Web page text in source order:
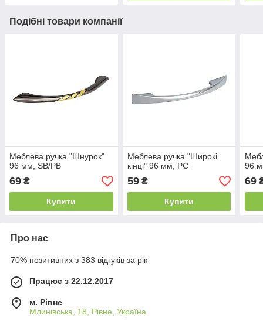
Подібні товари компанії
Меблева ручка "Шнурок"
96 мм, SB/PB
69 ₴
Купити
Меблева ручка "Широкi
кiнцi" 96 мм, PC
59₴
Купити
96
69
Про нас
70% позитивних з 383 відгуків за рік
Працює з 22.12.2017
м. Рівне
Млинівська, 18, Рівне, Україна